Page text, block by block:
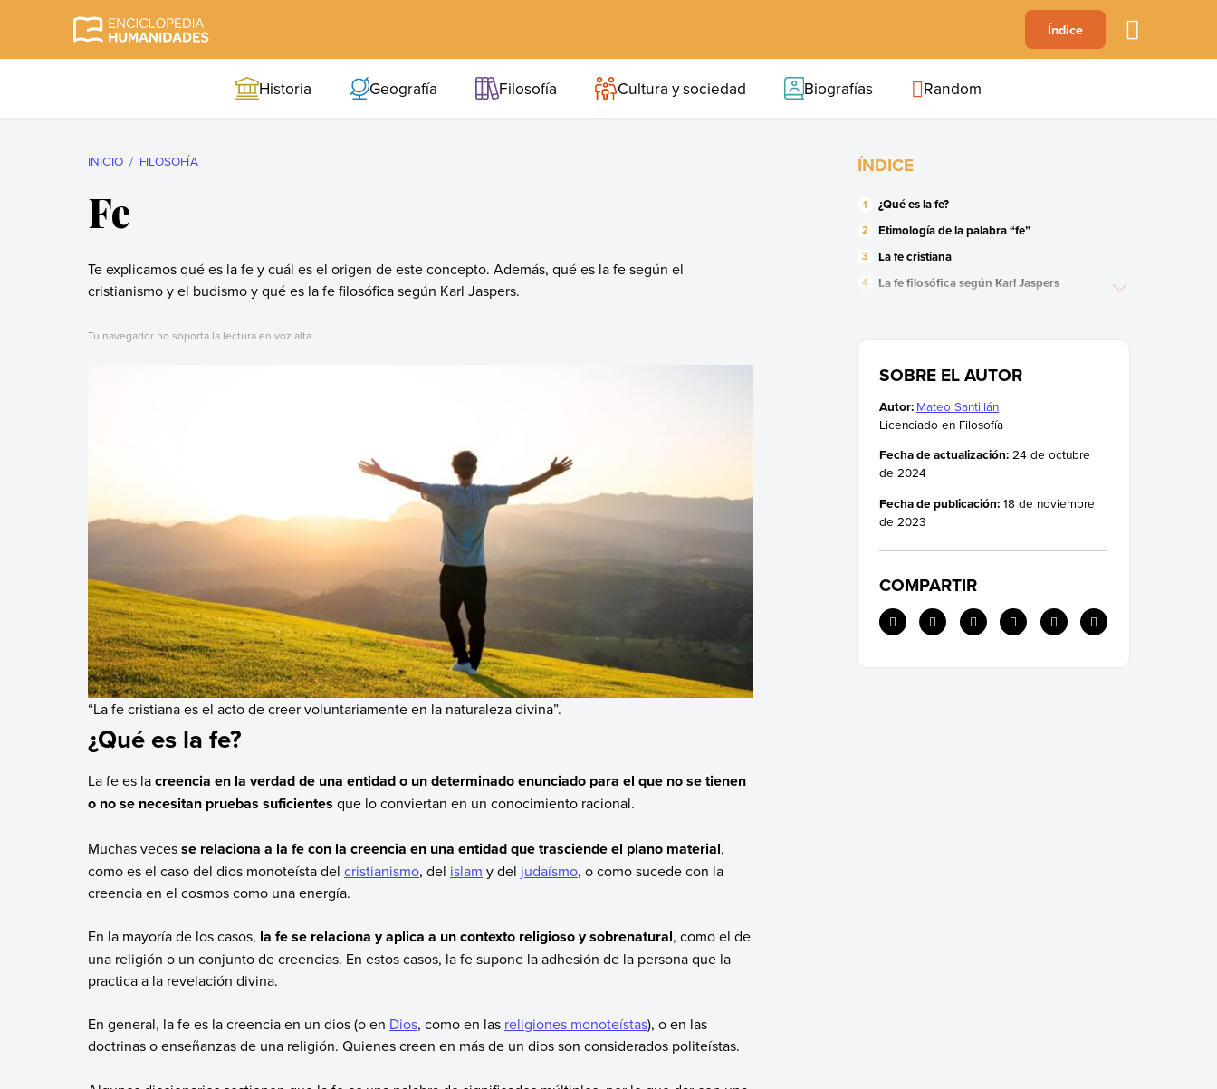
B C F
Índice
Historia Geografía Filosofía Cultura y sociedad Biografías Random
INICIO FILOSOFÍA
Fe
Te explicamos qué es la fe y cuál es el origen de este concepto. Además, qué es la fe según el
cristianismo y el budismo y qué es la fe filosófica según Karl Jaspers.
Tu navegador no soporta la lectura en voz alta.
“La fe cristiana es el acto de creer voluntariamente en la naturaleza divina”.
¿Qué es la fe?
La fe es lacreencia en la verdad de una entidad o un determinado enunciado para el que no se tienen
o no se necesitan pruebas suficientes que lo conviertan en un conocimiento racional.
Muchas vecesse relaciona a la fe con la creencia en una entidad que trasciende el plano material,
como es el caso del dios monoteísta del cristianismo, del islam y del judaísmo, o como sucede con la
creencia en el cosmos como una energía.
En la mayoría de los casos, la fe se relaciona y aplica a un contexto religioso y sobrenatural, como el de
una religión o un conjunto de creencias. En estos casos, la fe supone la adhesión de la persona que la
practica a la revelación divina.
En general, la fe es la creencia en un dios (o en Dios, como en las religiones monoteístas), o en las
doctrinas o enseñanzas de una religión. Quienes creen en más de un dios son considerados politeístas.
ÍNDICE
¿Qué es la fe?
Etimología de la palabra “fe”
La fe cristiana
La fe filosófica según Karl Jaspers
SOBRE EL AUTOR
Autor: Mateo Santillán
Licenciado en Filosofía
Fecha de actualización: 24 de octubre
de 2024
Fecha de publicación: 18 de noviembre
de 2023
COMPARTIR